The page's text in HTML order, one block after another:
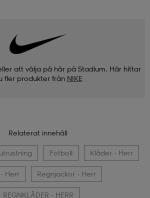
att välja på här på Stadium. Här hittar
fler produkter från NIKE
Relaterat innehåll
Fotboll Kläder - Herr
Herr Regnjackor - Herr
REGNKLÄDER - HERR